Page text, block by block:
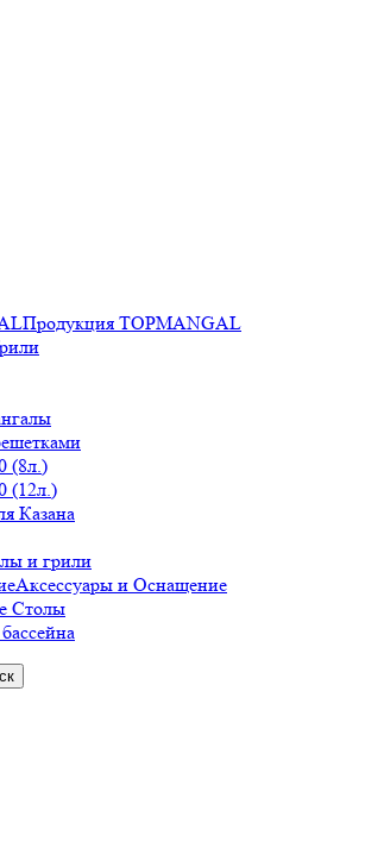
Продукция TOPMANGAL
(8л.)
(12л.)
Казана
и грили
Аксессуары и Оснащение
Столы